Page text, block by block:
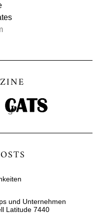
und Unternehmen
Latitude 7440